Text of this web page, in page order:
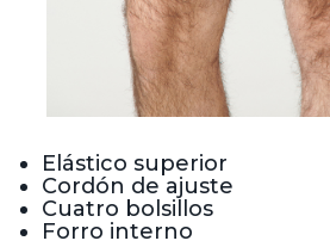
Elástico superior
Cordón de ajuste
Cuatro bolsillos
Forro interno